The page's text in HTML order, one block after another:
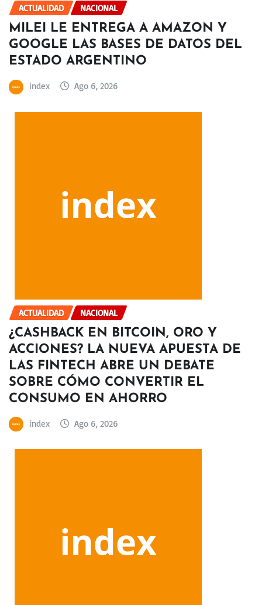
ACTUALIDAD NACIONAL
MILEI LE ENTREGA A AMAZON Y
GOOGLE LAS BASES DE DATOS DEL
ESTADO ARGENTINO
index Ago 6, 2026
ACTUALIDAD NACIONAL
¿CASHBACK EN BITCOIN, ORO Y
ACCIONES? LA NUEVA APUESTA DE
LAS FINTECH ABRE UN DEBATE
SOBRE CÓMO CONVERTIR EL
CONSUMO EN AHORRO
index Ago 6, 2026